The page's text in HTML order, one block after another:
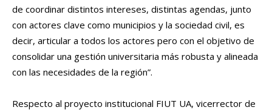
de coordinar distintos intereses, distintas agendas, junto
con actores clave como municipios y la sociedad civil, es
decir, articular a todos los actores pero con el objetivo de
consolidar una gestión universitaria más robusta y alineada
con las necesidades de la región”.
Respecto al proyecto institucional FIUT UA, vicerrector de